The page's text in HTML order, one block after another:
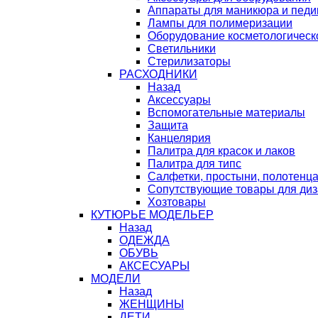
Аппараты для маникюра и
Лампы для полимеризации
Оборудование
Светильники
Стерилизаторы
РАСХОДНИКИ
Назад
Аксессуары
Вспомогательные материалы
Защита
Канцелярия
Палитра для красок и лаков
Палитра для типс
Салфетки, простыни, полотенца
Сопутствующие товары для
Хозтовары
КУТЮРЬЕ МОДЕЛЬЕР
Назад
ОДЕЖДА
ОБУВЬ
АКСЕСУАРЫ
МОДЕЛИ
Назад
ЖЕНЩИНЫ